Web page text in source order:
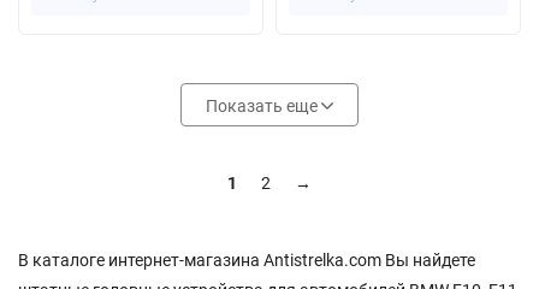
Показать еще
1 2 →
В каталоге интернет-магазина Antistrelka.com Вы найдете